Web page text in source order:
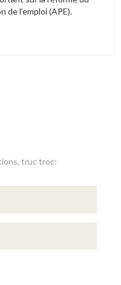
de l’emploi (APE).
truc troc: